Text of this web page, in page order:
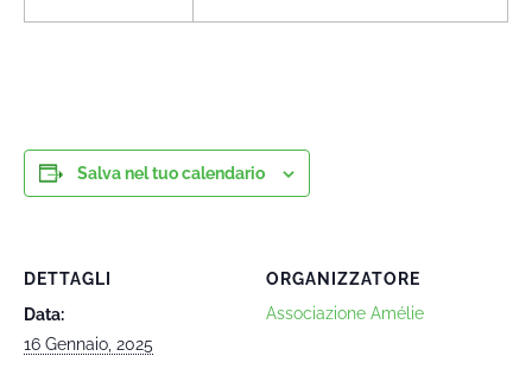
Salva nel tuo calendario
DETTAGLI
Data:
16 Gennaio, 2025
ORGANIZZATORE
Associazione Amélie